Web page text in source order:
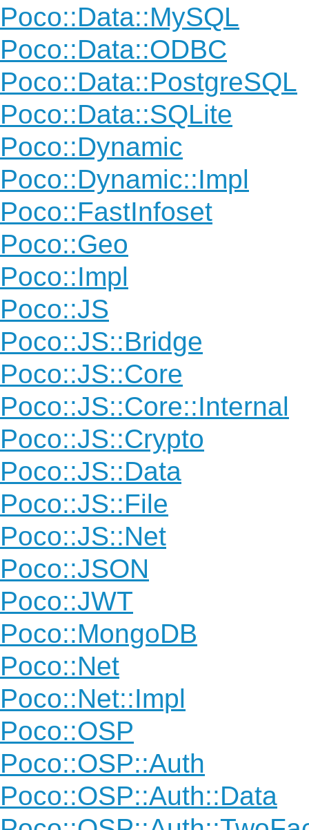
Poco::Data::MySQL
Poco::Data::ODBC
Poco::Data::PostgreSQL
Poco::Data::SQLite
Poco::Dynamic
Poco::Dynamic::Impl
Poco::FastInfoset
Poco::Geo
Poco::Impl
Poco::JS
Poco::JS::Bridge
Poco::JS::Core
Poco::JS::Core::Internal
Poco::JS::Crypto
Poco::JS::Data
Poco::JS::File
Poco::JS::Net
Poco::JSON
Poco::JWT
Poco::MongoDB
Poco::Net
Poco::Net::Impl
Poco::OSP
Poco::OSP::Auth
Poco::OSP::Auth::Data